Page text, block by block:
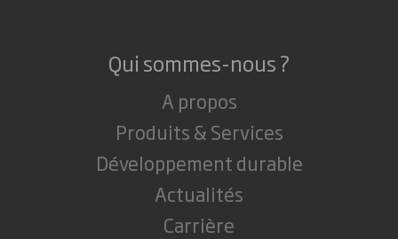
Qui sommes-nous ?
A propos
Produits & Services
Développement durable
Actualités
Carrière